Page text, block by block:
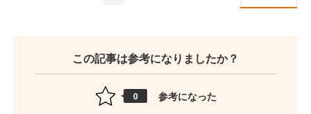
この記事は参考になりましたか？
0 参考になった